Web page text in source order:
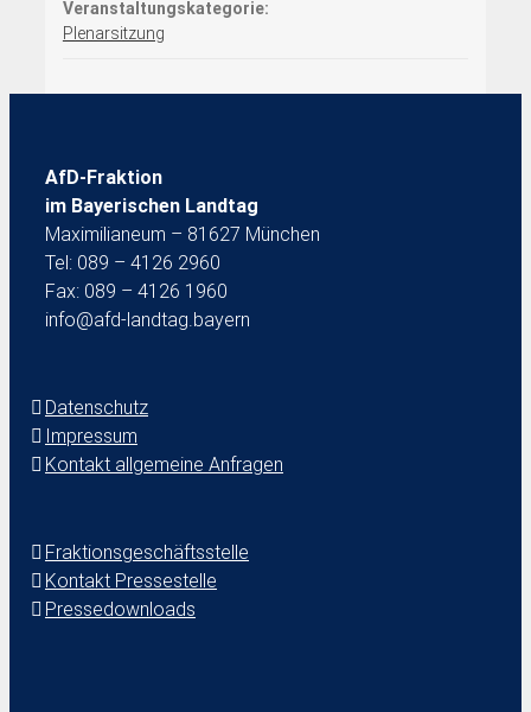
Veranstaltungskategorie:
Plenarsitzung
AfD-Fraktion
im Bayerischen Landtag
Maximilianeum – 81627 München
Tel: 089 – 4126 2960
Fax: 089 – 4126 1960
info@afd-landtag.bayern
Datenschutz
Impressum
Kontakt allgemeine Anfragen
Fraktionsgeschäftsstelle
Kontakt Pressestelle
Pressedownloads